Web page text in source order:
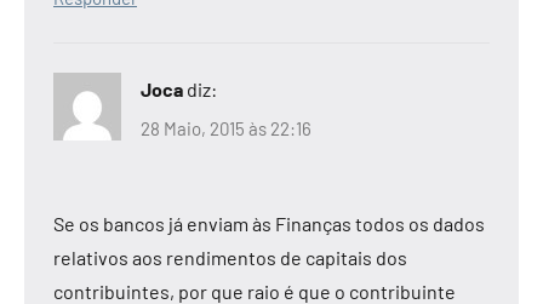
Joca diz:
28 Maio, 2015 às 22:16
Se os bancos já enviam às Finanças todos os dados
relativos aos rendimentos de capitais dos
contribuintes, por que raio é que o contribuinte